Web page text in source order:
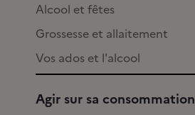
Alcool et fêtes
Grossesse et allaitement
Vos ados et l'alcool
Agir sur sa consommation